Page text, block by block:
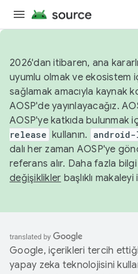
2026'dan itibaren, ana
uyumlu olmak ve ekosistem
sağlamak amacıyla kaynak
AOSP'de yayınlayacağız.
AOSP'ye katkıda bulunmak
release kullanın.
dalı her zaman AOSP'ye
referans alır. Daha fazla
değişiklikler başlıklı
Google, içerikleri tercih
yapay zeka teknolojisini